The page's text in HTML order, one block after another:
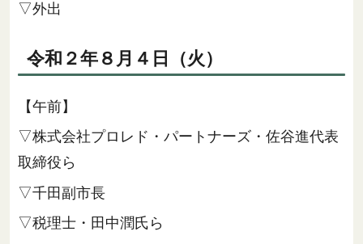
▽外出
令和２年８月４日（火）
【午前】
▽株式会社プロレド・パートナーズ・佐谷進代表
取締役ら
▽千田副市長
▽税理士・田中潤氏ら